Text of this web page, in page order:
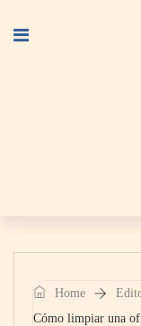
Home
Cómo limpiar una